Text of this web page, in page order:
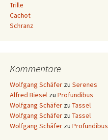
Trille
Cachot
Schranz
Kommentare
Wolfgang Schäfer zu Serenes
Alfred Biesel zu Profundibus
Wolfgang Schäfer zu Tassel
Wolfgang Schäfer zu Tassel
Wolfgang Schäfer zu Profundibus